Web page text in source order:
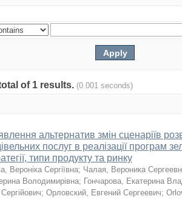
of 1 results. (0.001 seconds)
альтернатив змін сценаріїв
послуг в реалізації програм
типи продукту та ринку
Вероніка Сергіївна; Чалая, Вероника
Володимирівна; Гончарова, Екатерина
; Орловский, Евгений Сергеевич;